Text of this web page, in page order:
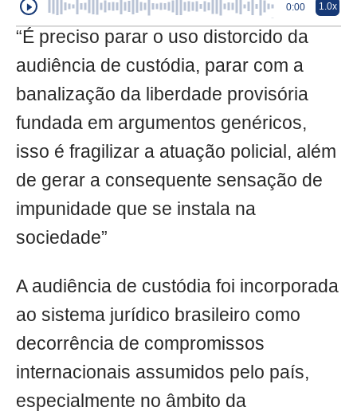
0:00 1.0x
“É preciso parar o uso distorcido da
audiência de custódia, parar com a
banalização da liberdade provisória
fundada em argumentos genéricos,
isso é fragilizar a atuação policial, além
de gerar a consequente sensação de
impunidade que se instala na
sociedade”
A audiência de custódia foi incorporada
ao sistema jurídico brasileiro como
decorrência de compromissos
internacionais assumidos pelo país,
especialmente no âmbito da